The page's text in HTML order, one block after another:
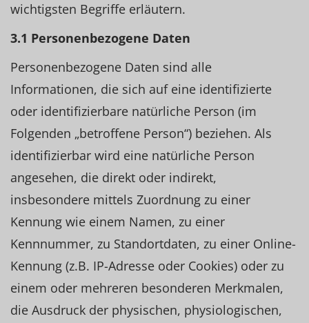
wichtigsten Begriffe erläutern.
3.1 Personenbezogene Daten
Personenbezogene Daten sind alle
Informationen, die sich auf eine identifizierte
oder identifizierbare natürliche Person (im
Folgenden „betroffene Person“) beziehen. Als
identifizierbar wird eine natürliche Person
angesehen, die direkt oder indirekt,
insbesondere mittels Zuordnung zu einer
Kennung wie einem Namen, zu einer
Kennnummer, zu Standortdaten, zu einer Online-
Kennung (z.B. IP-Adresse oder Cookies) oder zu
einem oder mehreren besonderen Merkmalen,
die Ausdruck der physischen, physiologischen,